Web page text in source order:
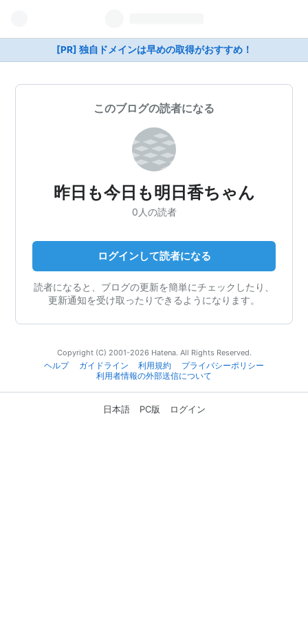
[PR] 独自ドメインは早めの取得がおすすめ！
このブログの読者になる
昨日も今日も明日香ちゃん
0人の読者
ログインして読者になる
読者になると、ブログの更新を簡単にチェックしたり、
更新通知を受け取ったりできるようになります。
Copyright (C) 2001-2026 Hatena. All Rights Reserved.
ヘルプ
ガイドライン 利用規約
プライバシーポリシー
利用者情報の外部送信について
日本語 PC版 ログイン